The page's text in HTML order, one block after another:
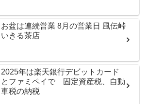
お盆は連続営業 8月の営業日 風伝峠
いきる茶店
2025年は楽天銀行デビットカード
とファミペイで 固定資産税、自動
車税の納税